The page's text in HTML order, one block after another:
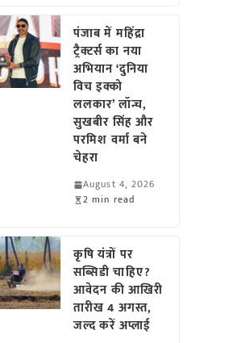
पंजाब में महिंद्रा
ट्रैक्टर्स का नया
अभियान ‘दुनिया
विच इक्को
ललकार’ लॉन्च,
सुखबीर सिंह और
परमिश वर्मा बने
चेहरा
August 4, 2026
2 min read
कृषि यंत्रों पर
सब्सिडी चाहिए?
आवेदन की आखिरी
तारीख 4 अगस्त,
जल्द करें अप्लाई